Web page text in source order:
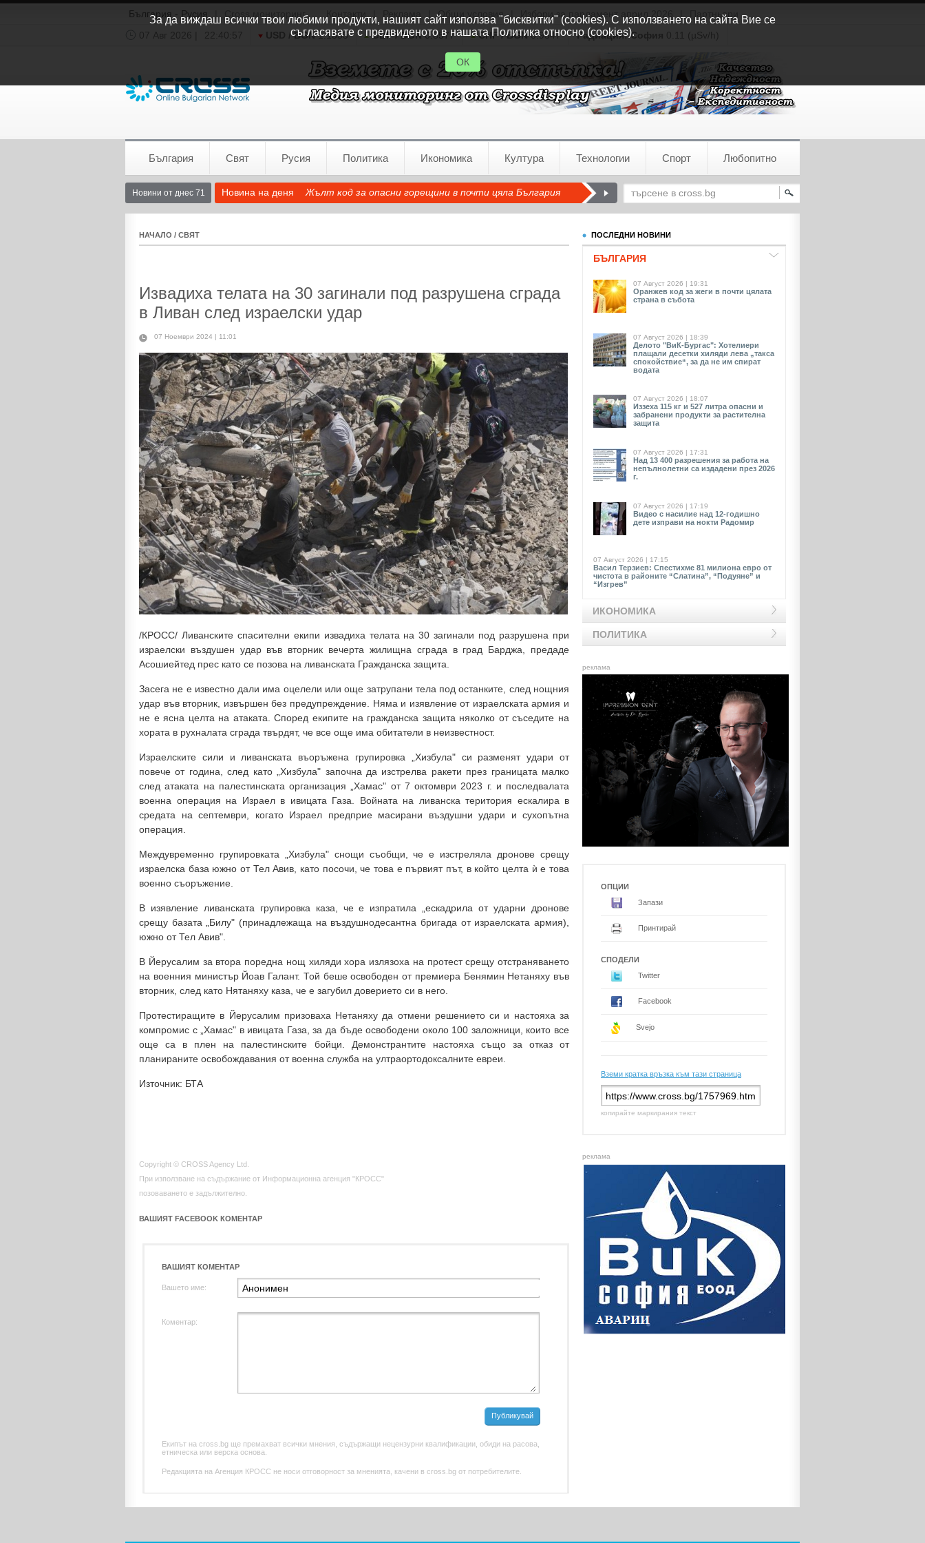
България - Русия Cross мониторинг Общи условия Избори за парламент април 2026
Партньори
07 Авг 2026 |
22:40:57 USD / BGN1.1535 GBP / BGN0.8577 CHF / BGN0.9347 Радиация:София 0.11 (µSv/h)
България Свят Русия Политика Икономика Култура Технологии Спорт Любопитно
Новини от днес 71 Новина на деня Жълт код за опасни горещини в почти цяла България
НАЧАЛО / СВЯТ
Извадиха телата на 30 загинали под разрушена сграда
в Ливан след израелски удар
07 Ноември 2024 | 11:01
/КРОСС/ Ливанските спасителни екипи извадиха телата на 30 загинали под разрушена при
израелски въздушен удар във вторник вечерта жилищна сграда в град Барджа, предаде
Асошиейтед прес като се позова на ливанската Гражданска защита.
Засега не е известно дали има оцелели или още затрупани тела под останките, след нощния
удар във вторник, извършен без предупреждение. Няма и изявление от израелската армия и
не е ясна целта на атаката. Според екипите на гражданска защита няколко от съседите на
хората в рухналата сграда твърдят, че все още има обитатели в неизвестност.
Израелските сили и ливанската въоръжена групировка „Хизбула" си разменят удари от
повече от година, след като „Хизбула" започна да изстрелва ракети през границата малко
след атаката на палестинската организация „Хамас" от 7 октомври 2023 г. и последвалата
военна операция на Израел в ивицата Газа. Войната на ливанска територия ескалира в
средата на септември, когато Израел предприе масирани въздушни удари и сухопътна
операция.
Междувременно групировката „Хизбула" снощи съобщи, че е изстреляла дронове срещу
израелска база южно от Тел Авив, като посочи, че това е първият път, в който целта ѝ е това
военно съоръжение.
В изявление ливанската групировка каза, че е изпратила „ескадрила от ударни дронове
срещу базата „Билу" (принадлежаща на въздушнодесантна бригада от израелската армия),
южно от Тел Авив".
В Йерусалим за втора поредна нощ хиляди хора излязоха на протест срещу отстраняването
на военния министър Йоав Галант. Той беше освободен от премиера Бенямин Нетаняху във
вторник, след като Нятаняху каза, че е загубил доверието си в него.
Протестиращите в Йерусалим призоваха Нетаняху да отмени решението си и настояха за
компромис с „Хамас" в ивицата Газа, за да бъде освободени около 100 заложници, които все
още са в плен на палестинските бойци. Демонстрантите настояха също за отказ от
планираните освобождавания от военна служба на ултраортодоксалните евреи.
Източник: БТА
Copyright © CROSS Agency Ltd.
При използване на съдържание от Информационна агенция "КРОСС"
позоваването е задължително.
ВАШИЯТ FACEBOOK КОМЕНТАР
ВАШИЯТ КОМЕНТАР
Вашето име:
Коментар:
Публикувай
Екипът на cross.bg ще премахват всички мнения, съдържащи нецензурни квалификации, обиди на расова,
етническа или верска основа.
Редакцията на Агенция КРОСС не носи отговорност за мненията, качени в cross.bg от потребителите.
ПОСЛЕДНИ НОВИНИ
БЪЛГАРИЯ
07 Август 2026 | 19:31
Оранжев код за жеги в почти цялата
страна в събота
07 Август 2026 | 18:39
Делото "ВиК-Бургас": Хотелиери
плащали десетки хиляди лева „такса
спокойствие“, за да не им спират
водата
07 Август 2026 | 18:07
Иззеха 115 кг и 527 литра опасни и
забранени продукти за растителна
защита
07 Август 2026 | 17:31
Над 13 400 разрешения за работа на
непълнолетни са издадени през 2026
г.
07 Август 2026 | 17:19
Видео с насилие над 12-годишно
дете изправи на нокти Радомир
07 Август 2026 | 17:15
Васил Терзиев: Спестихме 81 милиона евро от
чистота в районите “Слатина”, “Подуяне” и
“Изгрев”
ИКОНОМИКА
ПОЛИТИКА
реклама
ОПЦИИ
Запази
Принтирай
СПОДЕЛИ
Twitter
Facebook
Svejo
Вземи кратка връзка към тази страница
копирайте маркирания текст
реклама
За да виждаш всички твои любими продукти, нашият сайт използва "бисквитки" (cookies). С използването на сайта Вие се
съгласявате с предвиденото в нашата Политика относно (cookies).
ОК